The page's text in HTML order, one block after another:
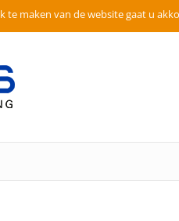
te maken van de website gaat u